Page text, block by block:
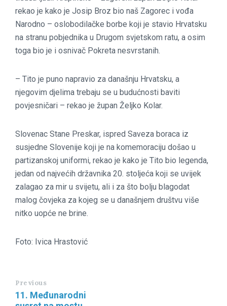
rekao je kako je Josip Broz bio naš Zagorec i vođa
Narodno – oslobodilačke borbe koji je stavio Hrvatsku
na stranu pobjednika u Drugom svjetskom ratu, a osim
toga bio je i osnivač Pokreta nesvrstanih.
– Tito je puno napravio za današnju Hrvatsku, a
njegovim djelima trebaju se u budućnosti baviti
povjesničari – rekao je župan Željko Kolar.
Slovenac Stane Preskar, ispred Saveza boraca iz
susjedne Slovenije koji je na komemoraciju došao u
partizanskoj uniformi, rekao je kako je Tito bio legenda,
jedan od najvećih državnika 20. stoljeća koji se uvijek
zalagao za mir u svijetu, ali i za što bolju blagodat
malog čovjeka za kojeg se u današnjem društvu više
nitko uopće ne brine.
Foto: Ivica Hrastović
Previous
11. Međunarodni